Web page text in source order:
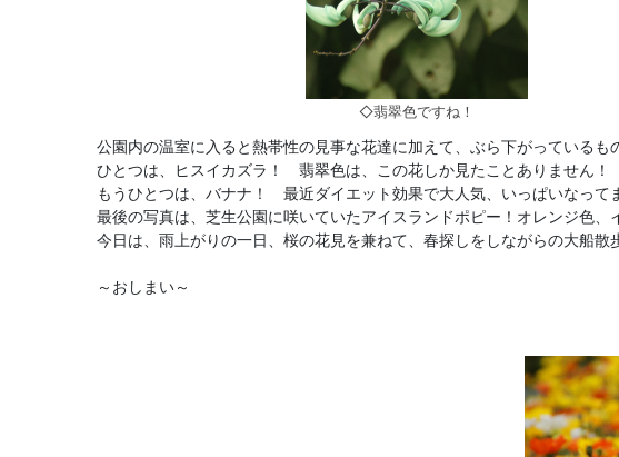
◇翡翠色ですね！
公園内の温室に入ると熱帯性の見事な花達に加えて、ぶら下がっているも
ひとつは、ヒスイカズラ！ 翡翠色は、この花しか見たことありません！
もうひとつは、バナナ！ 最近ダイエット効果で大人気、いっぱいなって
最後の写真は、芝生公園に咲いていたアイスランドポピー！オレンジ色、
今日は、雨上がりの一日、桜の花見を兼ねて、春探しをしながらの大船散
～おしまい～